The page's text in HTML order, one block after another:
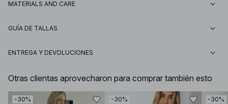
MATERIALS AND CARE
GUÍA DE TALLAS
ENTREGA Y DEVOLUCIONES
Otras clientas aprovecharon para comprar también esto
-30% -30% -30%